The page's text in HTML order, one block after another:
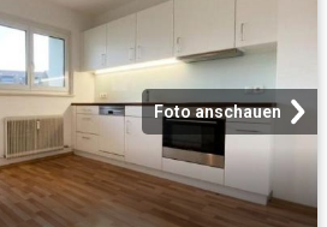
Foto anschauen